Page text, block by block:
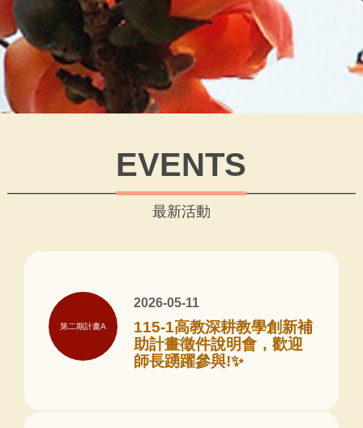
EVENTS
最新活動
第二期計畫A
2026-05-11
115-1高教深耕教學創新補
助計畫徵件說明會，歡迎
師長踴躍參與!✨